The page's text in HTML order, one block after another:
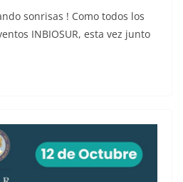
sonrisas ! Como todos los
INBIOSUR, esta vez junto